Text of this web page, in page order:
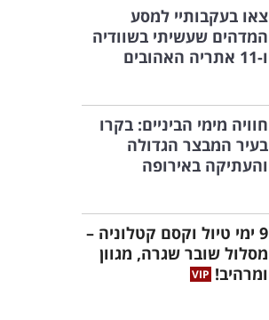
צאו בעקבותיי למסע
המדהים שעשיתי בשוודיה
ו-11 אתריה האהובים
חוויה מימי הביניים: בקרו
בעיר המבצר הגדולה
והעתיקה באירופה
9 ימי טיול וקסם קטלוניה –
מסלול שובר שגרה, מגוון
ומרהיב!